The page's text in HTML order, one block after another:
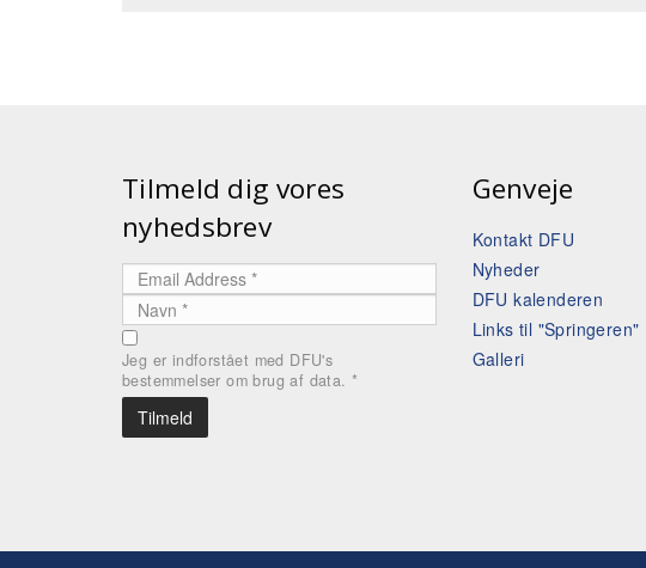
Tilmeld dig vores
nyhedsbrev
Jeg er indforstået med DFU's
bestemmelser om brug af data. *
Genveje
Kontakt DFU
Nyheder
DFU kalenderen
Links til "Springeren"
Galleri